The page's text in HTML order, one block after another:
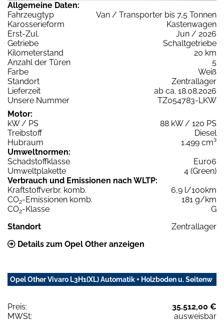
Allgemeine Daten:
Fahrzeugtyp
Van / Transporter bis 7,5 Tonnen
Karosserieform
Kastenwagen
Erst-Zul.
Jun / 2026
Getriebe
Schaltgetriebe
Kilometerstand
20 km
Anzahl der Türen
5
Farbe
Weiß
Standort
Zentrallager
Lieferzeit
ab ca. 18.08.2026
Unsere Nummer
TZ054783-LKW
Motor:
kW / PS
88 kW / 120 PS
Treibstoff
Diesel
Hubraum
1.499 cm³
Umweltnormen:
Schadstoffklasse
Euro6
Umweltplakette
4 (Green)
Verbrauch und Emissionen nach WLTP:
Kraftstoffverbr. komb.
6,9 l/100km
CO2-Emissionen komb.
181 g/km
CO2-Klasse
G
Standort
Zentrallager
Details zum Opel Other anzeigen
Opel Other Vivaro L3H1(XL) Automatik + Holzboden u. Seitenw
Preis:
35.512,00 €
MWSt:
ausweisbar